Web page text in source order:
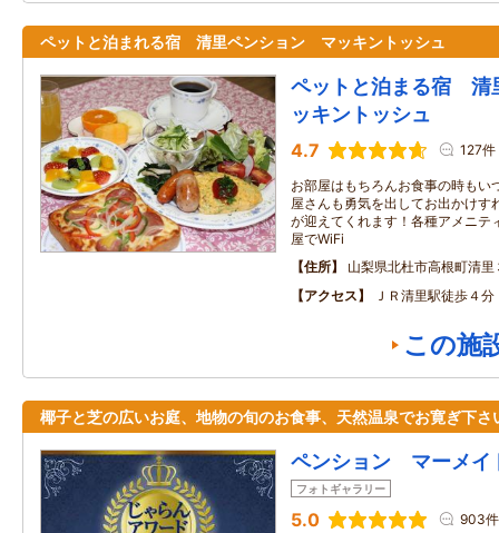
ペットと泊まれる宿 清里ペンション マッキントッシュ
ペットと泊まる宿
ッキントッシュ
4.7 127件
お部屋はもちろんお食事の時もい
屋さんも勇気を出してお出かけす
が迎えてくれます！各種アメニテ
屋でWiFi
住所
山梨県北杜市高根町清
アクセス
ＪＲ清里駅徒歩４分
この施
椰子と芝の広いお庭、地物の旬のお食事、天然温泉でお寛ぎ下さ
ペンション マーメイ
フォトギャラリー
5.0 903件